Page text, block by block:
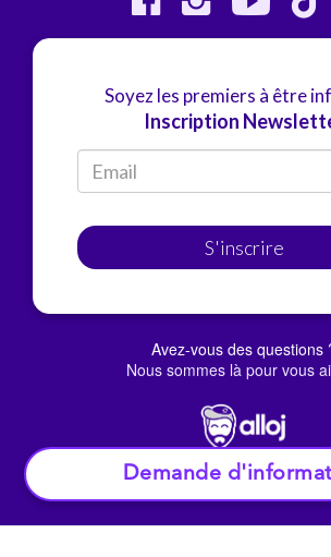
Demande
Soyez les premiers à être
Inscription
S'inscrire
Avez-vous des questions
Nous sommes là pour vous
© Alloj.2022 Tous droits